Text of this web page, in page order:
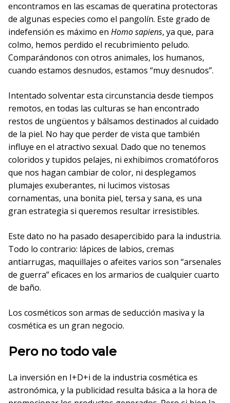
encontramos en las escamas de queratina protectoras
de algunas especies como el pangolín. Este grado de
indefensión es máximo en Homo sapiens, ya que, para
colmo, hemos perdido el recubrimiento peludo.
Comparándonos con otros animales, los humanos,
cuando estamos desnudos, estamos “muy desnudos”.
Intentado solventar esta circunstancia desde tiempos
remotos, en todas las culturas se han encontrado
restos de ungüentos y bálsamos destinados al cuidado
de la piel. No hay que perder de vista que también
influye en el atractivo sexual. Dado que no tenemos
coloridos y tupidos pelajes, ni exhibimos cromatóforos
que nos hagan cambiar de color, ni desplegamos
plumajes exuberantes, ni lucimos vistosas
cornamentas, una bonita piel, tersa y sana, es una
gran estrategia si queremos resultar irresistibles.
Este dato no ha pasado desapercibido para la industria.
Todo lo contrario: lápices de labios, cremas
antiarrugas, maquillajes o afeites varios son “arsenales
de guerra” eficaces en los armarios de cualquier cuarto
de baño.
Los cosméticos son armas de seducción masiva y la
cosmética es un gran negocio.
Pero no todo vale
La inversión en I+D+i de la industria cosmética es
astronómica, y la publicidad resulta básica a la hora de